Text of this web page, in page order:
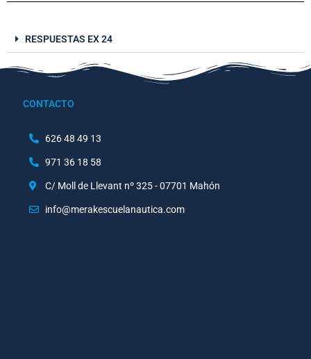
RESPUESTAS EX 24
CONTACTO
626 48 49 13
971 36 18 58
C/ Moll de Llevant nº 325 - 07701 Mahón
info@merakescuelanautica.com